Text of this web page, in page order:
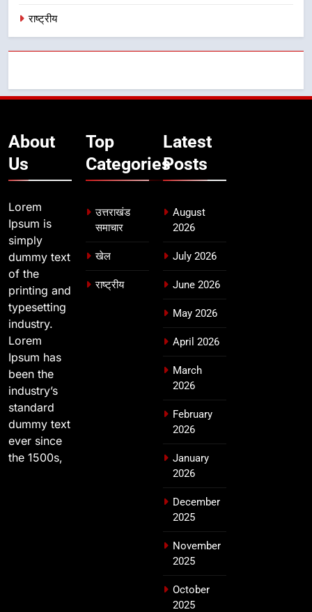
राष्ट्रीय
About
Us
Lorem
Ipsum is
simply
dummy text
of the
printing and
typesetting
industry.
Lorem
Ipsum has
been the
industry’s
standard
dummy text
ever since
the 1500s,
Top
Categories
उत्तराखंड
समाचार
खेल
राष्ट्रीय
Latest
Posts
August
2026
July 2026
June 2026
May 2026
April 2026
March
2026
February
2026
January
2026
December
2025
November
2025
October
2025